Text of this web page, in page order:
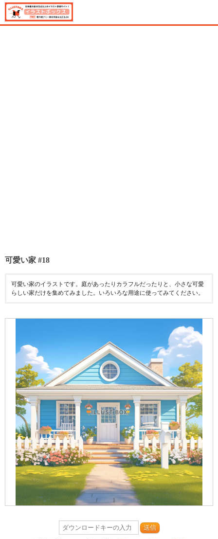
可愛い家 #18
可愛い家のイラストです。庭があったりカラフルだったりと、小さな可愛
らしい家だけを集めてみました。いろいろな用途に使ってみてください。
送信